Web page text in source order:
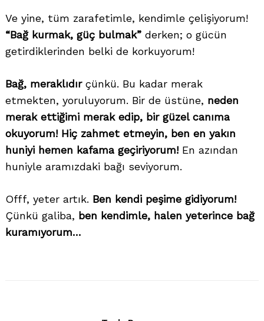
Ve yine, tüm zarafetimle, kendimle çelişiyorum!
“Bağ kurmak, güç bulmak” derken; o gücün
getirdiklerinden belki de korkuyorum!
Bağ, meraklıdırçünkü. Bu kadar merak
etmekten, yoruluyorum. Bir de üstüne, neden
merak ettiğimi merak edip, bir güzel canıma
okuyorum! Hiç zahmet etmeyin, ben en yakın
huniyi hemen kafama geçiriyorum! En azından
huniyle aramızdaki bağı seviyorum.
Offf, yeter artık. Ben kendi peşime gidiyorum!
Çünkü galiba, ben kendimle, halen yeterince bağ
kuramıyorum…